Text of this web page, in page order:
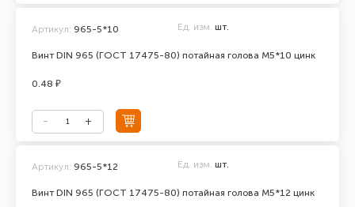
Винт DIN 965 (ГОСТ 17475-80) потайная голова М5*10 цинк
Артикул: 965-5*10 Ед. изм. шт.
0.48 ₽
Винт DIN 965 (ГОСТ 17475-80) потайная голова М5*12 цинк
Артикул: 965-5*12 Ед. изм. шт.